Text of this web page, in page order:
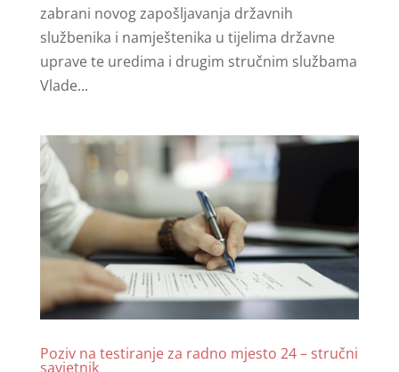
zabrani novog zapošljavanja državnih
službenika i namještenika u tijelima državne
uprave te uredima i drugim stručnim službama
Vlade...
Poziv na testiranje za radno mjesto 24 – stručni
savjetnik